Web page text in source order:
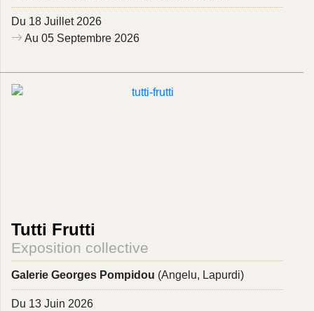
Du 18 Juillet 2026
Au 05 Septembre 2026
Tutti Frutti
Exposition collective
Galerie Georges Pompidou (Angelu, Lapurdi)
Du 13 Juin 2026